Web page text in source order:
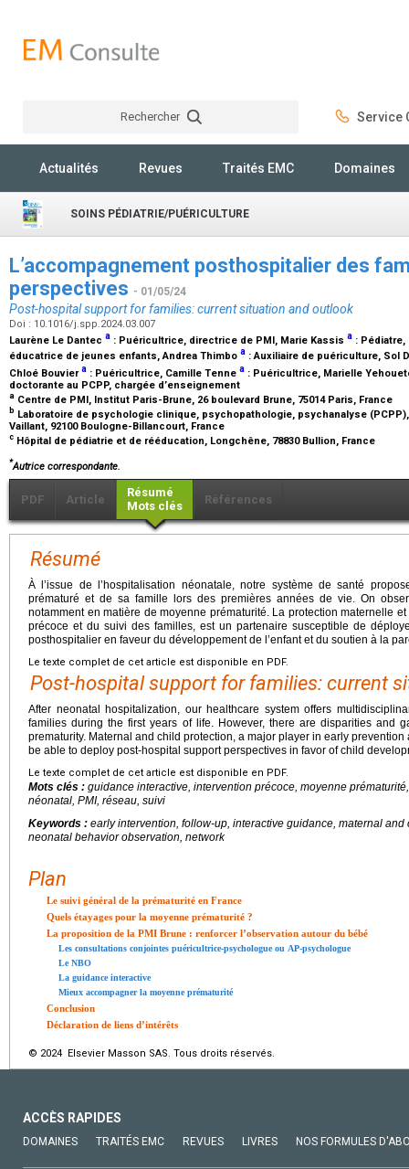
Rechercher Service
Actualités Revues Traités EMC Domaines
SOINS PÉDIATRIE/PUÉRICULTURE
L’accompagnement posthospitalier des
perspectives - 01/05/24
Post-hospital support for families: current situation and outlook
Doi : 10.1016/j.spp.2024.03.007
Laurène Le Dantec a : Puéricultrice, directrice de PMI, Marie Kassis a : Pédiatre,
éducatrice de jeunes enfants, Andrea Thimbo a :Auxiliaire de puériculture, Sol
Chloé Bouviera : Puéricultrice, Camille Tenne a : Puéricultrice, Marielle
doctorante au PCPP, chargée d’enseignement
a Centre de PMI, Institut Paris-Brune, 26 boulevard Brune, 75014 Paris, France
b Laboratoire de psychologie clinique, psychopathologie, psychanalyse
Vaillant, 92100 Boulogne-Billancourt, France
c Hôpital de pédiatrie et de rééducation, Longchêne, 78830 Bullion, France
*Autrice correspondante.
PDF Article
Résumé
Mots clés
Références
Résumé
À l’issue de l’hospitalisation néonatale, notre système de santé
prématuré et de sa famille lors des premières années de vie. On
notamment en matière de moyenne prématurité. La protection maternelle
précoce et du suivi des familles, est un partenaire susceptible de
posthospitalier en faveur du développement de l’enfant et du soutien à la
Le texte complet de cet article est disponible en PDF.
Post-hospital support for families: current
After neonatal hospitalization, our healthcare system offers
families during the first years of life. However, there are disparities and
prematurity. Maternal and child protection, a major player in early
be able to deploy post-hospital support perspectives in favor of child
Le texte complet de cet article est disponible en PDF.
Mots clés : guidance interactive, intervention précoce, moyenne
néonatal, PMI, réseau, suivi
Keywords : early intervention, follow-up, interactive guidance, maternal
neonatal behavior observation, network
Plan
Le suivi général de la prématurité en France
Quels étayages pour la moyenne prématurité ?
La proposition de la PMI Brune : renforcer l’observation autour du bébé
Les consultations conjointes puéricultrice-psychologue ou AP-psychologue
Le NBO
La guidance interactive
Mieux accompagner la moyenne prématurité
Conclusion
Déclaration de liens d’intérêts
© 2024 Elsevier Masson SAS. Tous droits réservés.
ACCÈS RAPIDES
DOMAINES TRAITÉS EMC REVUES LIVRES NOS FORMULES